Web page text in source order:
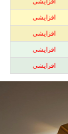
افزایشی
افزایشی
افزایشی
افزایشی